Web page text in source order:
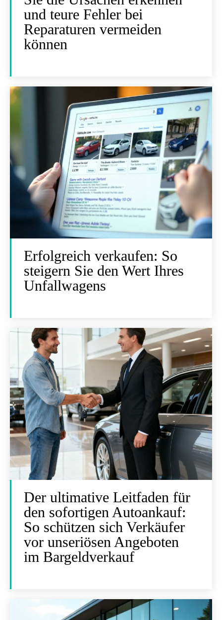
und teure Fehler bei
Reparaturen vermeiden
können
Erfolgreich verkaufen: So
steigern Sie den Wert Ihres
Unfallwagens
Der ultimative Leitfaden für
den sofortigen Autoankauf:
So schützen sich Verkäufer
vor unseriösen Angeboten
im Bargeldverkauf